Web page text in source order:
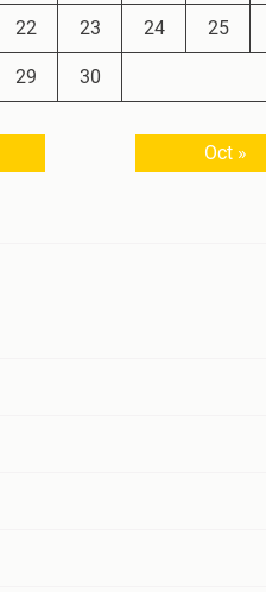
22 23 24 25
29 30
Oct »